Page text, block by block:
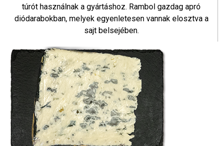
túrót használnak a gyártáshoz. Rambol gazdag apró
diódarabokban, melyek egyenletesen vannak elosztva a
sajt belsejében.